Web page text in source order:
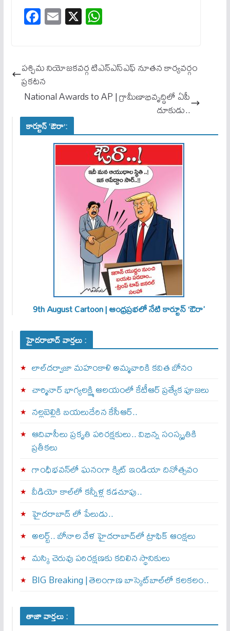
Fa
ce
ok
E
m
X W
ha
A
పశ్చిమ నియోజకవర్గ టిఎన్ఎస్ఎఫ్ నూతన కార్యవర్గం
ప్రకటన
National Awards to AP | గ్రామీణాభివృద్ధిలో ఏపీ
దూకుడు..
కార్టూన్ ‘ఔరా’:
9th August Cartoon | ఆంధ్రప్రభలో నేటి కార్టూన్ ‘ఔరా’
హైదరాబాద్ వార్తలు :
లాల్‌దర్వాజా మహంకాళి అమ్మవారికి కవిత బోనం
చార్మినార్‌ భాగ్యలక్ష్మి ఆలయంలో కేటీఆర్ ప్రత్యేక పూజలు
నల్లబెల్లికి బయలుదేరిన కేసీఆర్‌..
ఆదివాసీలు ప్రకృతి పరిరక్షకులు.. విభిన్న సంస్కృతికి
ప్రతీకలు
గాంధీభవన్‌లో ఘనంగా క్విట్‌ ఇండియా దినోత్సవం
వీడియో కాల్‌లో కన్నీళ్ల కడచూపు..
హైదరాబాద్ లో పేలుడు..
అలర్ట్‌.. బోనాల వేళ హైదరాబాద్‌లో ట్రాఫిక్‌ ఆంక్షలు
మస్కి చెరువు పరిరక్షణకు కదిలిన స్థానికులు
BIG Breaking | తెలంగాణ బాస్కెట్‌బాల్‌లో కలకలం..
తాజా వార్తలు :